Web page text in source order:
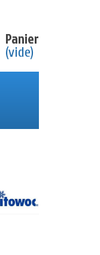
Panier
(vide)